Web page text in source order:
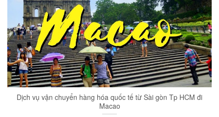
Dịch vụ vận chuyển hàng hóa quốc tế từ Sài gòn Tp HCM đi
Macao